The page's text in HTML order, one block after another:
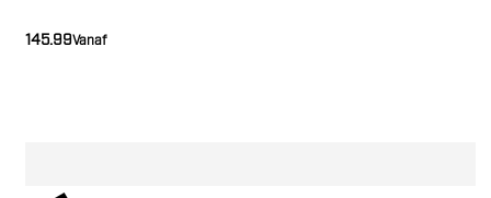
Vanaf
145.99